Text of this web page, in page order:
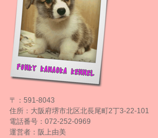
〒：591-8043
住所：大阪府堺市北区北長尾町2丁3-22-101
電話番号：072-252-0969
運営者：阪上由美